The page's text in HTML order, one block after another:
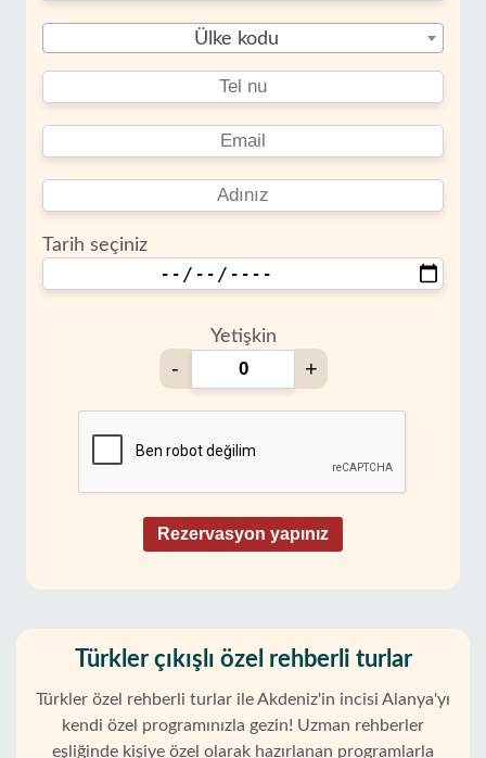
Ülke kodu
Tarih seçiniz
Yetişkin
- +
Rezervasyon yapınız
Türkler çıkışlı özel rehberli turlar
Türkler özel rehberli turlar ile Akdeniz'in incisi Alanya'yı
kendi özel programınızla gezin! Uzman rehberler
eşliğinde kişiye özel olarak hazırlanan programlarla